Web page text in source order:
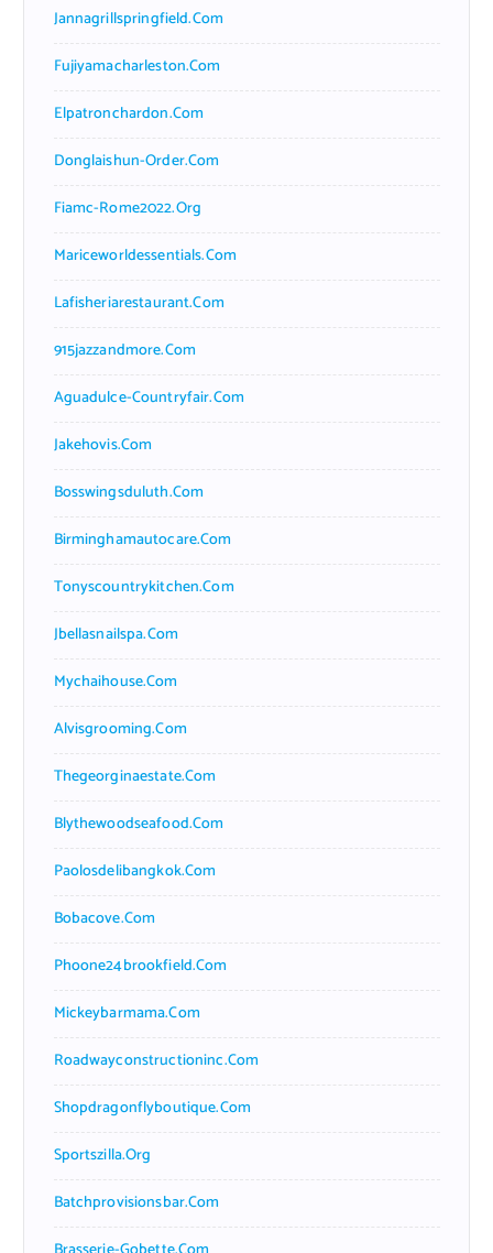
Jannagrillspringfield.com
Fujiyamacharleston.com
Elpatronchardon.com
Donglaishun-Order.com
Fiamc-Rome2022.org
Mariceworldessentials.com
Lafisheriarestaurant.com
915jazzandmore.com
Aguadulce-Countryfair.com
Jakehovis.com
Bosswingsduluth.com
Birminghamautocare.com
Tonyscountrykitchen.com
Jbellasnailspa.com
Mychaihouse.com
Alvisgrooming.com
Thegeorginaestate.com
Blythewoodseafood.com
Paolosdelibangkok.com
Bobacove.com
Phoone24brookfield.com
Mickeybarmama.com
Roadwayconstructioninc.com
Shopdragonflyboutique.com
Sportszilla.org
Batchprovisionsbar.com